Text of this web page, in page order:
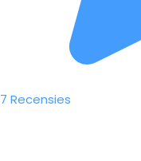
7 Recensies